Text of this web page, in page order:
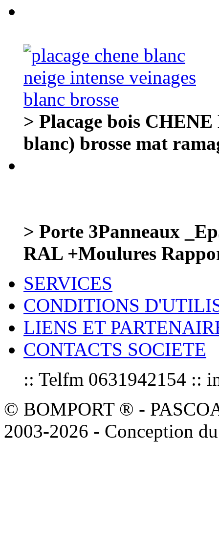
> Placage bois
blanc) brosse mat
> Porte 3Panneaux
RAL +Moulures
SERVICES
CONDITIONS
LIENS ET
CONTACTS SOCIETE
:: Telfm 0631942154 ::
© BOMPORT ® -
2003-2026 - Conception